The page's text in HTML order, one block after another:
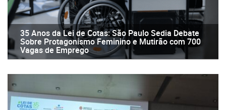
35 Anos da Lei de Cotas: São Paulo Sedia Debate
Sobre Protagonismo Feminino e Mutirão com 700
Vagas de Emprego